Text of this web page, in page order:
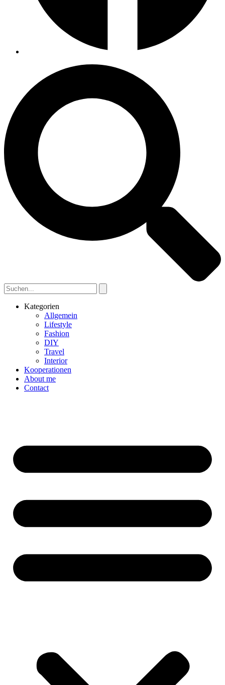
Kategorien
Allgemein
Lifestyle
Fashion
DIY
Travel
Interior
Kooperationen
About me
Contact